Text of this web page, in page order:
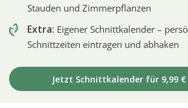
Stauden und Zimmerpflanzen
Extra: Eigener Schnittkalender –
Schnittzeiten eintragen und abhaken
Jetzt Schnittkalender für 9,99 €